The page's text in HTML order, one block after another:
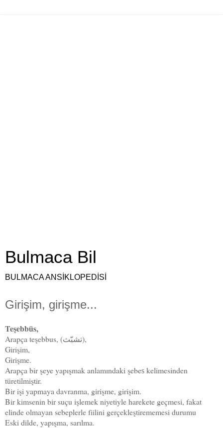
Bulmaca Bil
BULMACA ANSİKLOPEDİSİ
Girişim, girişme...
Teşebbüs,
Arapça teşebbus, (ﺗﺸﺒّﺚ),
Girişim,
Girişme.
Arapça bir şeye yapışmak anlamındaki şebeѕ kelimesinden
türetilmiştir.
Bir işi yapmaya davranma, girişme, girişim.
Bir kimsenin bir suçu işlemek niyetiyle harekete geçmesi, fakat
elinde olmayan sebeplerle fiilini gerçekleştirememesi durumu
Eski dilde, yapışma, sarılma.